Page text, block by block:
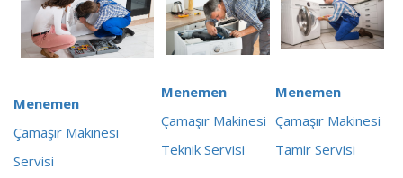
Menemen
Çamaşır Makinesi
Servisi
Menemen
Çamaşır Makinesi
Teknik Servisi
Menemen
Çamaşır Makinesi
Tamir Servisi